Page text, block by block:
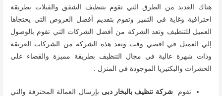
هناك العديد من الطرق التي تقوم بتنظيف الشقق والفيلات بطريقة
احترافية وغاية في التميز وتقوم بتقديم أفضل العروض التي يحتجاها
العميل للتنظيف وتعد الشركة من أفضل الشركات التي تقوم بالوصول
إلي العميل في اقصي وقت وتعد هذه الشركة من الشركات العريقة
وذات شهرة عالية في مجال التنظيف بطريقة مميزة والقضاء علي
الحشرات والبكتيريا الموجودة في المنزل .
تقومشركة تنظيف بالبخار دبى بإرسال العمالة المحترفة والتي